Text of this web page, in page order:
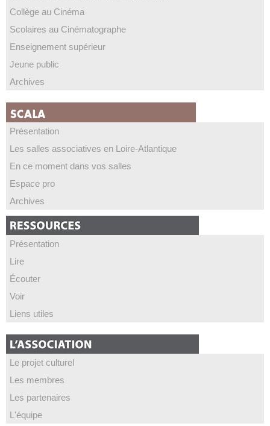
Collège au Cinéma
Scolaires au Cinématographe
Enseignement supérieur
Jeune public
Archives
Présentation
Les salles associatives en Loire-Atlantique
En ce moment dans vos salles
Espace pro
Archives
Présentation
Lire
Écouter
Voir
Liens utiles
Le projet culturel
Les membres
Les partenaires
L'équipe